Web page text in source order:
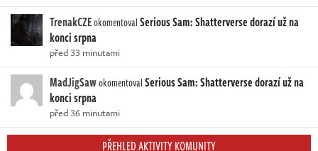
TrenakCZEokomentovalSerious Sam: Shatterverse dorazí už na
konci srpna
před 33 minutami
MadJigSawokomentovalSerious Sam: Shatterverse dorazí už na
konci srpna
před 36 minutami
PŘEHLED AKTIVITY KOMUNITY